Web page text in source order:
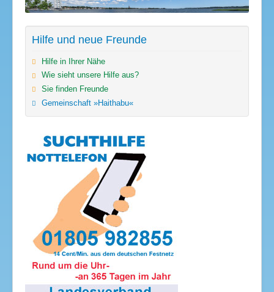
Hilfe und neue Freunde
Hilfe in Ihrer Nähe
Wie sieht unsere Hilfe aus?
Sie finden Freunde
Gemeinschaft »Haithabu«